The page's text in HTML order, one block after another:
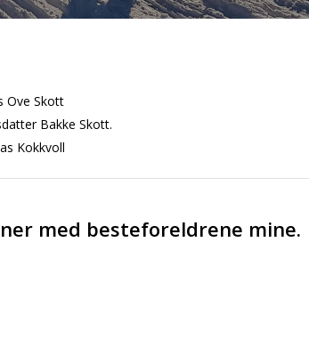
Ove Skott
Bakke Skott.
Kokkvoll
med besteforeldrene mine.